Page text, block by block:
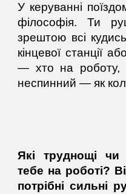
У керуванні
філософія. Ти
зрештою всі
кінцевої станції
— хто на роботу,
неспинний — як
Які труднощі
тебе на роботі?
потрібні сильні